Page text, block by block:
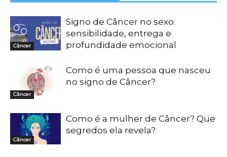
Câncer
Signo de Câncer no sexo:
sensibilidade, entrega e
profundidade emocional
Câncer
Como é uma pessoa que nasceu
no signo de Câncer?
Câncer
Como é a mulher de Câncer? Que
segredos ela revela?